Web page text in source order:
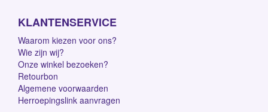
KLANTENSERVICE
Waarom kiezen voor ons?
Wie zijn wij?
Onze winkel bezoeken?
Retourbon
Algemene voorwaarden
Herroepingslink aanvragen